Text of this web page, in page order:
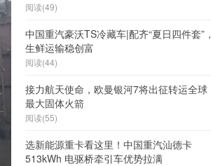
阅读(49)
中国重汽豪沃TS冷藏车|配齐“夏日四件套”，
生鲜运输稳创富
阅读(44)
接力航天使命，欧曼银河7将出征转运全球
最大固体火箭
阅读(55)
选新能源重卡看这里！中国重汽汕德卡
513kWh 电驱桥牵引车优势拉满